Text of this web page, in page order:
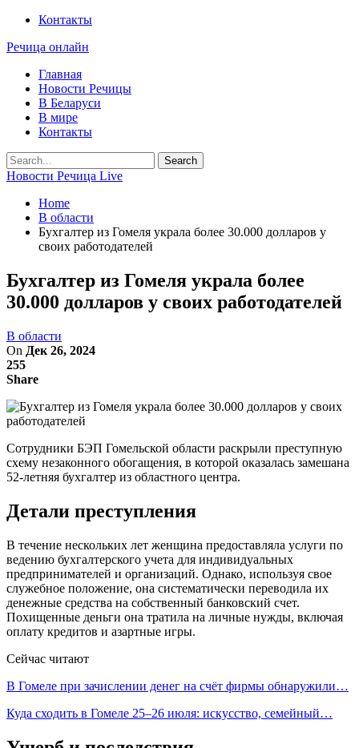
Контакты
Речица онлайн
Главная
Новости Речицы
В Беларуси
В мире
Контакты
Новости Речица Live
Home
В области
Бухгалтер из Гомеля украла более 30.000 долларов у
своих работодателей
Бухгалтер из Гомеля украла более
30.000 долларов у своих работодателей
В области
On Дек 26, 2024
255
Share
Сотрудники БЭП Гомельской области раскрыли преступную
схему незаконного обогащения, в которой оказалась замешана
52-летняя бухгалтер из областного центра.
Детали преступления
В течение нескольких лет женщина предоставляла услуги по
ведению бухгалтерского учета для индивидуальных
предпринимателей и организаций. Однако, используя свое
служебное положение, она систематически переводила их
денежные средства на собственный банковский счет.
Похищенные деньги она тратила на личные нужды, включая
оплату кредитов и азартные игры.
Сейчас читают
В Гомеле при зачислении денег на счёт фирмы обнаружили…
Куда сходить в Гомеле 25–26 июля: искусство, семейный…